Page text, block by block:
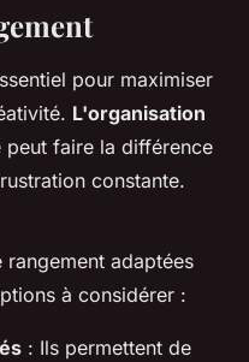
pour maximiser
L'organisation
faire la différence
constante.
adaptées
à considérer :
: Ils permettent de